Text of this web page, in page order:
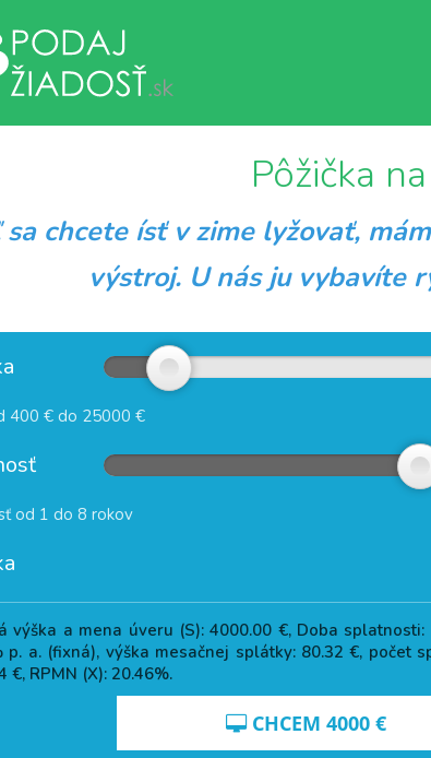
Pôžička
chcete ísť v zime lyžovať,
výstroj. Unás ju vybavíte
400 € do 25000 €
od 1 do 8 rokov
výška a mena úveru (S):4000.00 €, Doba splatnosti:
p. a. (fixná), výška mesačnej splátky: 80.32 €, počet
€, RPMN (X): 20.46%.
CHCEM 4000€